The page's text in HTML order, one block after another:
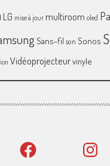
LG mise à jour multiroom oled
Sans-fil son Sonos
Vidéoprojecteurvinyle
Facebook